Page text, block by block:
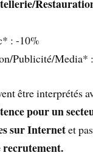
: -10%
Publicité/Media*
être interprétés
pour un
sur Internetet
recrutement.